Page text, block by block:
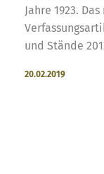
Jahre 1923.
und Stände
20.02.2019